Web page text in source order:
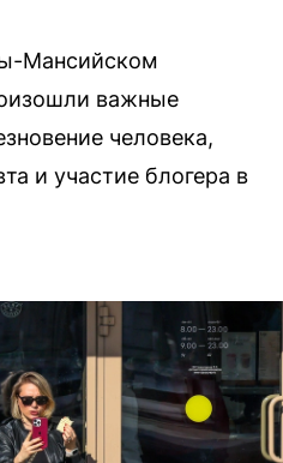
Мансийском
важные
человека,
и участие блогера в